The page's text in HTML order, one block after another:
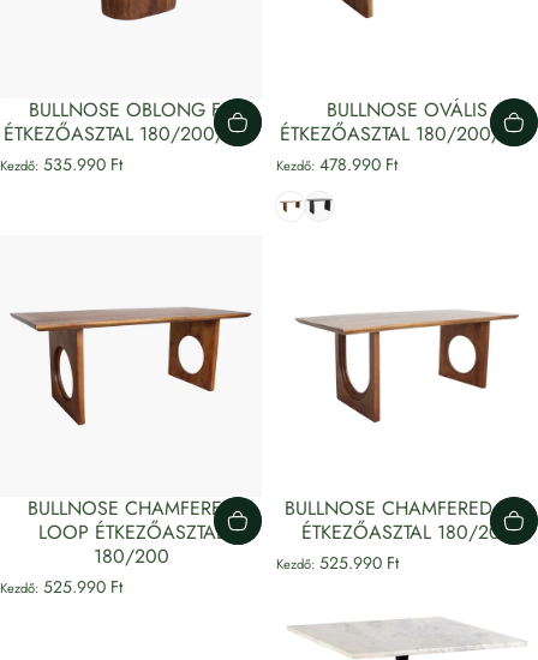
BULLNOSE OBLONG FA
ÉTKEZŐASZTAL 180/200/240
Kezdő: 535.990 Ft
BULLNOSE OVÁLIS
ÉTKEZŐASZTAL 180/200/240
Kezdő: 478.990 Ft
Sötétbarna
Fekete
BULLNOSE CHAMFERED
LOOP ÉTKEZŐASZTAL
180/200
Kezdő: 525.990 Ft
BULLNOSE CHAMFERED MIX
ÉTKEZŐASZTAL 180/200
Kezdő: 525.990 Ft